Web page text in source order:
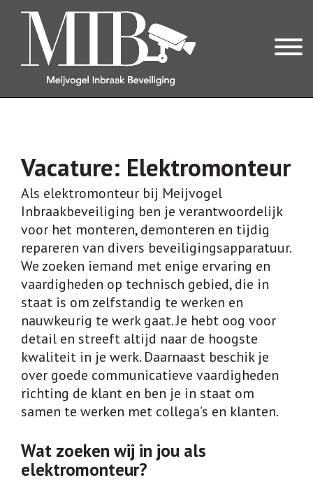
REVIEWS
INBRAAKBEVEILIGING
ONZE EXPERTISES
ALARMSYSTEEM
CILINDERS & VEILIG HANG- EN SLUITWERK
CAMERABEWAKING
DEUREN
ELECTRONISCHE TOEGANGSCONTROLE
INTERCOM
SLEUTELPLAN – SLUITPLAN
Vacature: Elektromonteur
Als elektromonteur bij Meijvogel
Inbraakbeveiliging ben je verantwoordelijk
voor het monteren, demonteren en tijdig
repareren van divers beveiligingsapparatuur.
We zoeken iemand met enige ervaring en
vaardigheden op technisch gebied, die in
staat is om zelfstandig te werken en
nauwkeurig te werk gaat. Je hebt oog voor
detail en streeft altijd naar de hoogste
kwaliteit in je werk. Daarnaast beschik je
over goede communicatieve vaardigheden
richting de klant en ben je in staat om
samen te werken met collega’s en klanten.
Wat zoeken wij in jou als
elektromonteur?